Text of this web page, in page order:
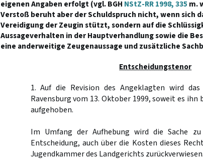
eigenen Angaben erfolgt (vgl. BGH NStZ-RR 1998, 335 m.
Verstoß beruht aber der Schuldspruch nicht, wenn sich
Vereidigung der Zeugin stützt, sondern auf die
Aussageverhalten in der Hauptverhandlung sowie die
eine anderweitige Zeugenaussage und zusätzliche
Entscheidungstenor
1. Auf die Revision des Angeklagten wird
Ravensburg vom 13. Oktober 1999, soweit es
aufgehoben.
Im Umfang der Aufhebung wird die Sache
Entscheidung, auch über die Kosten dieses
Jugendkammer des Landgerichts zurückverwiesen.